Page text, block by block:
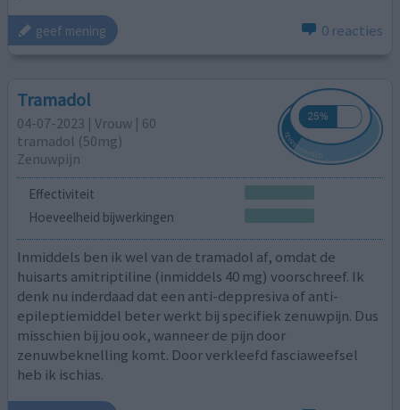
geef mening 0 reacties
Tramadol
04-07-2023 | Vrouw | 60
tramadol (50mg)
Zenuwpijn
Effectiviteit
Hoeveelheid bijwerkingen
Inmiddels ben ik wel van de tramadol af, omdat de
huisarts amitriptiline (inmiddels 40 mg) voorschreef. Ik
denk nu inderdaad dat een anti-deppresiva of anti-
epileptiemiddel beter werkt bij specifiek zenuwpijn. Dus
misschien bij jou ook, wanneer de pijn door
zenuwbeknelling komt. Door verkleefd fasciaweefsel
heb ik ischias.